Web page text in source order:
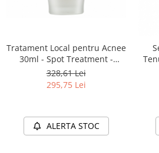
Tratament Local pentru Acnee
30ml - Spot Treatment -
Pevonia
328,61 Lei
295,75 Lei
ALERTA STOC